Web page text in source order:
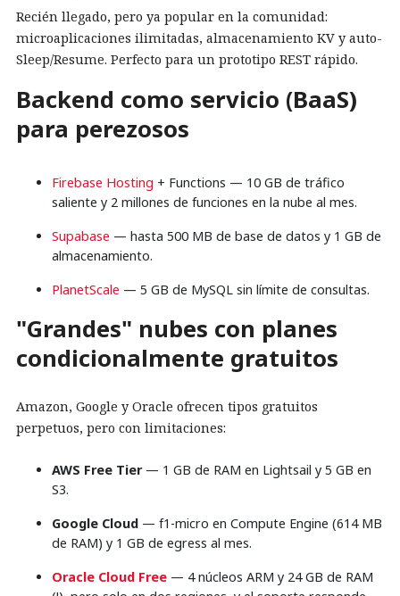
Recién llegado, pero ya popular en la comunidad:
microaplicaciones ilimitadas, almacenamiento KV y auto-
Sleep/Resume. Perfecto para un prototipo REST rápido.
Backend como servicio (BaaS)
para perezosos
Firebase Hosting + Functions — 10 GB de tráfico
saliente y 2 millones de funciones en la nube al mes.
Supabase — hasta 500 MB de base de datos y 1 GB de
almacenamiento.
PlanetScale — 5 GB de MySQL sin límite de consultas.
"Grandes" nubes con planes
condicionalmente gratuitos
Amazon, Google y Oracle ofrecen tipos gratuitos
perpetuos, pero con limitaciones:
AWS Free Tier— 1 GB de RAM en Lightsail y 5 GB en
S3.
Google Cloud — f1-micro en Compute Engine (614 MB
de RAM) y 1 GB de egress al mes.
Oracle Cloud Free — 4 núcleos ARM y 24 GB de RAM